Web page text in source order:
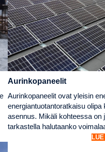
Aurinkopaneelit
Aurinkopaneelit ovat yleisin
energiantuotantoratkaisu
asennus. Mikäli kohteessa on
tarkastella halutaanko